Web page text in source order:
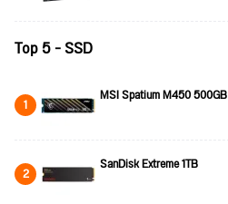
Top 5 - SSD
1 MSI Spatium M450 500GB
2 SanDisk Extreme 1TB